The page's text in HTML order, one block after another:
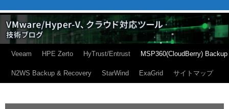
Veeam HPE Zerto HyTrust/Entrust MSP360(CloudBerry) Backup
N2WS Backup & Recovery StarWind ExaGrid サイトマップ